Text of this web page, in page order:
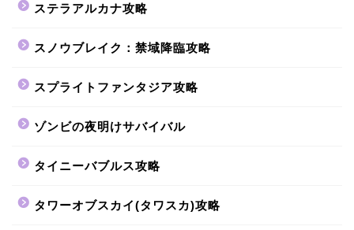
ステラアルカナ攻略
スノウブレイク：禁域降臨攻略
スプライトファンタジア攻略
ゾンビの夜明けサバイバル
タイニーバブルス攻略
タワーオブスカイ(タワスカ)攻略